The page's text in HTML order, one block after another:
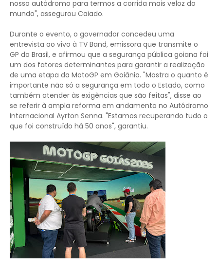
nosso autódromo para termos a corrida mais veloz do
mundo", assegurou Caiado.
Durante o evento, o governador concedeu uma
entrevista ao vivo à TV Band, emissora que transmite o
GP do Brasil, e afirmou que a segurança pública goiana foi
um dos fatores determinantes para garantir a realização
de uma etapa da MotoGP em Goiânia. "Mostra o quanto é
importante não só a segurança em todo o Estado, como
também atender às exigências que são feitas", disse ao
se referir à ampla reforma em andamento no Autódromo
Internacional Ayrton Senna. "Estamos recuperando tudo o
que foi construído há 50 anos", garantiu.